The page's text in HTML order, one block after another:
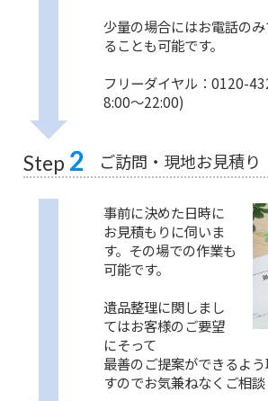
少量の場合にはお電話の
ることも可能です。
フリーダイヤル：0120-
8:00〜22:00)
Step 2 ご訪問・現地お見積り
事前に決めた日時に
お見積もりに伺いま
す。その場での作業も
可能です。
遺品整理に関しまし
てはお客様のご要望
にそって
最善のご提案ができるよ
すのでお気兼ねなくご相談